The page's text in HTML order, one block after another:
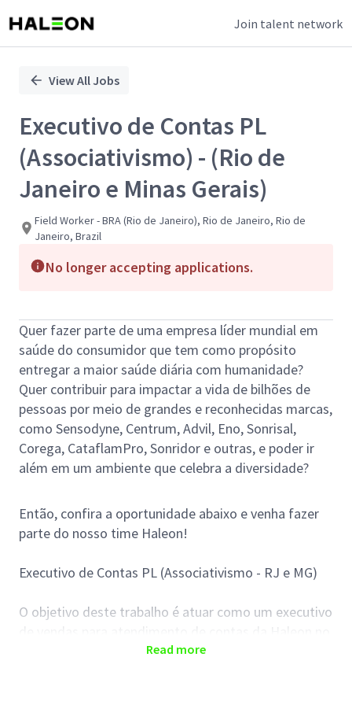
Join talent network
PositionView All Jobs
Executivo de Contas PL
(Associativismo) - (Rio de
Janeiro e Minas Gerais)
Field Worker - BRA (Rio de Janeiro), Rio de Janeiro, Rio de
Janeiro, Brazil
No longer accepting applications.
Quer fazer parte de uma empresa líder mundial em
saúde do consumidor que tem como propósito
entregar a maior saúde diária com humanidade?
Quer contribuir para impactar a vida de bilhões de
pessoas por meio de grandes e reconhecidas marcas,
como Sensodyne, Centrum, Advil, Eno, Sonrisal,
Corega, CataflamPro, Sonridor e outras, e poder ir
além em um ambiente que celebra a diversidade?
Então, confira a oportunidade abaixo e venha fazer
parte do nosso time Haleon!
Executivo de Contas PL (Associativismo - RJ e MG)
O objetivo deste trabalho é atuar como um executivo
de vendas para atendimento de contas da Haleon no
mercado Farma de Associativismo, gerenciando sell
Read more